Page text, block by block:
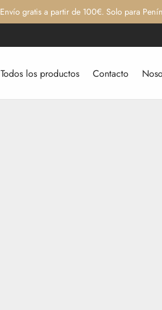
Envío gratis a partir de 100€. Solo para
Todos los productos Contacto